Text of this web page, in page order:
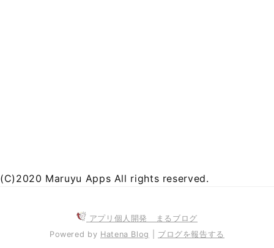
(C)2020 Maruyu Apps All rights reserved.
アプリ個人開発 まるブログ
Powered by Hatena Blog ブログを報告する